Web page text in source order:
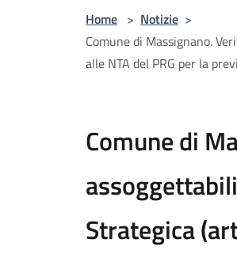
Home > Notizie >
Comune di Massignano.
alle NTA del PRG per la
Comune di
Strategica